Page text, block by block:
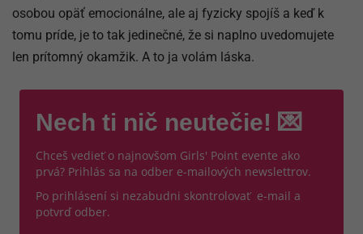
osobou opäť emocionálne, ale aj fyzicky spojíš a keď k
tomu príde, je to tak jedinečné, že si naplno uvedomujete
len prítomný okamžik. A to ja volám láska.
Nech ti nič neutečie! 💌
Chceš vedieť o najnovšom Girls' Point evente ako
prvá? Prihlás sa na odber e-mailových newslettrov.
Po prihlásení si nezabudni skontrolovať e-mail a
potvrď odber.